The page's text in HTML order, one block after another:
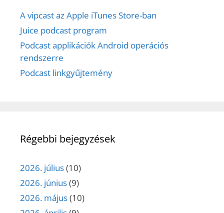
A vipcast az Apple iTunes Store-ban
Juice podcast program
Podcast applikációk Android operációs
rendszerre
Podcast linkgyűjtemény
Régebbi bejegyzések
2026. július(10)
2026. június(9)
2026. május(10)